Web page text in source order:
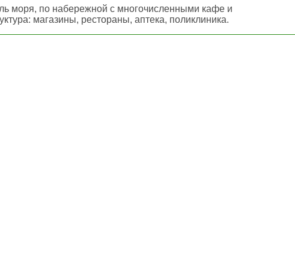
моря, по набережной с многочисленными кафе и
магазины, рестораны, аптека, поликлиника.